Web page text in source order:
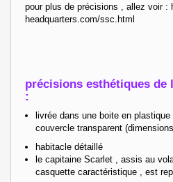
pour plus de précisions , allez voir :
headquarters.com/ssc.html
précisions esthétiques de
:
livrée dans une boite en plastique
couvercle transparent
habitacle détaillé
le capitaine Scarlet , assis au
casquette caractéristique , est